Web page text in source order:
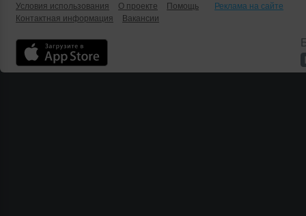
Условия использования
О проекте Помощь
Реклама на сайте
Контактная информация
Вакансии